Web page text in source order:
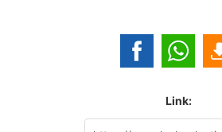
Link: